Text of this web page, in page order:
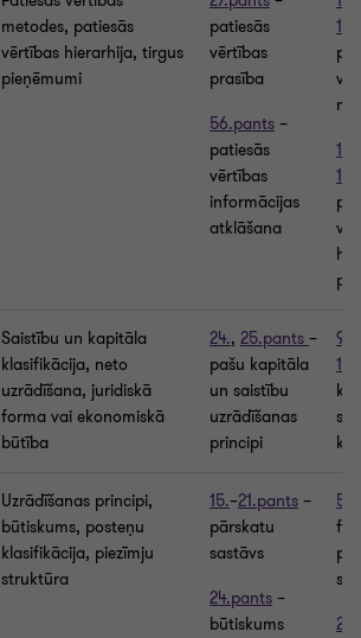
metodes, patiesās
vērtības hierarhija, tirgus
pieņēmumi
patiesās
vērtības
prasība
56.pants –
patiesās
vērtības
informācijas
atklāšana
Saistību un kapitāla
klasifikācija, neto
uzrādīšana, juridiskā
forma vai ekonomiskā
būtība
24., 25.pants –
pašu kapitāla
un saistību
uzrādīšanas
principi
91.
Uzrādīšanas principi,
būtiskums, posteņu
klasifikācija, piezīmju
struktūra
15.–21.pants –
pārskatu
sastāvs
24.pants –
būtiskums
5.
21.